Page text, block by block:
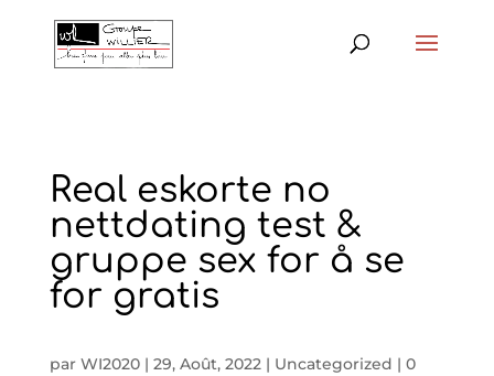
Real eskorte no
nettdating test &
gruppe sex for å se
for gratis
par WI2020| 29, Août, 2022| Uncategorized | 0